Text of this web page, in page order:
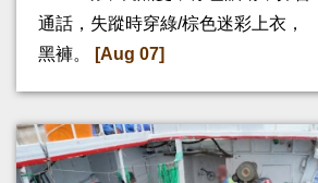
通話，失蹤時穿綠/棕色迷彩上衣，
黑褲。
[Aug 07]